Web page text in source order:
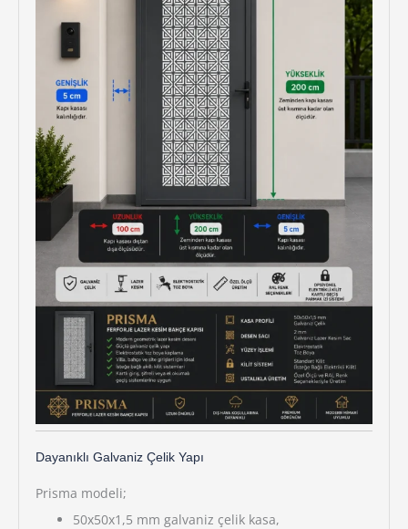
Dayanıklı Galvaniz Çelik Yapı
Prisma modeli;
50x50x1,5 mm galvaniz çelik kasa,